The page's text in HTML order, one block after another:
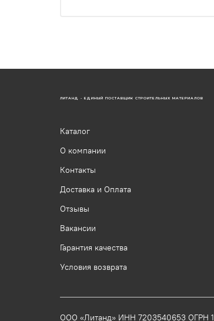
ЛИТАНД - ЕДИНЫЙ ПОСТАВЩИК СТРОИТЕЛЬНЫХ МАТЕРИАЛОВ
Каталог
О компании
Контакты
Доставка и Оплата
Отзывы
Вакансии
Гарантия качества
Условия возврата
ООО «Литанд» ИНН 7203540653 ОГРН